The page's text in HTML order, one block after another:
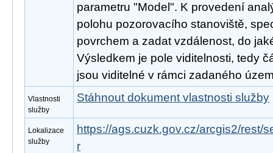
parametru "Model". K provedení
polohu pozorovacího stanoviště,
povrchem a zadat vzdálenost, do
Výsledkem je pole viditelnosti, tedy
jsou viditelné v rámci zadaného
Vlastnosti
služby
Stáhnout dokument vlastnosti služby
Lokalizace
služby
https://ags.cuzk.gov.cz/arcgis2/rest/
r